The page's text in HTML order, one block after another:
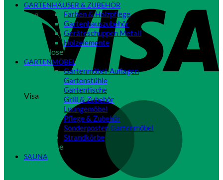
Visa
GARTENHÄUSER & ZUBEHÖR
Farben & Holzpflege
Gartenhauszubehör
Geräteschuppen Metall
Holzelemente
Close
GARTENMÖBEL
Gartenmöbel-Auflagen
Gartenstühle
Gartentische
Grill & Zubehör
Loungemöbel
Pflege & Zubehör
Sonderposten Gartenmöbel
Strandkörbe
Close
SAUNA